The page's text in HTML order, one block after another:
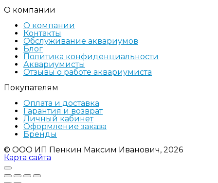
О компании
О компании
Контакты
Обслуживание аквариумов
Блог
Политика конфиденциальности
Аквариумисты
Отзывы о работе аквариумиста
Покупателям
Оплата и доставка
Гарантия и возврат
Личный кабинет
Оформление заказа
Бренды
© ООО ИП Пенкин Максим Иванович, 2026
Карта сайта